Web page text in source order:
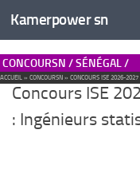
Kamerpower sn
CONCOURSN / SÉNÉGAL /
ACCUEIL » CONCOURSN » CONCOURS ISE 2026-
Concours ISE
: Ingénieurs